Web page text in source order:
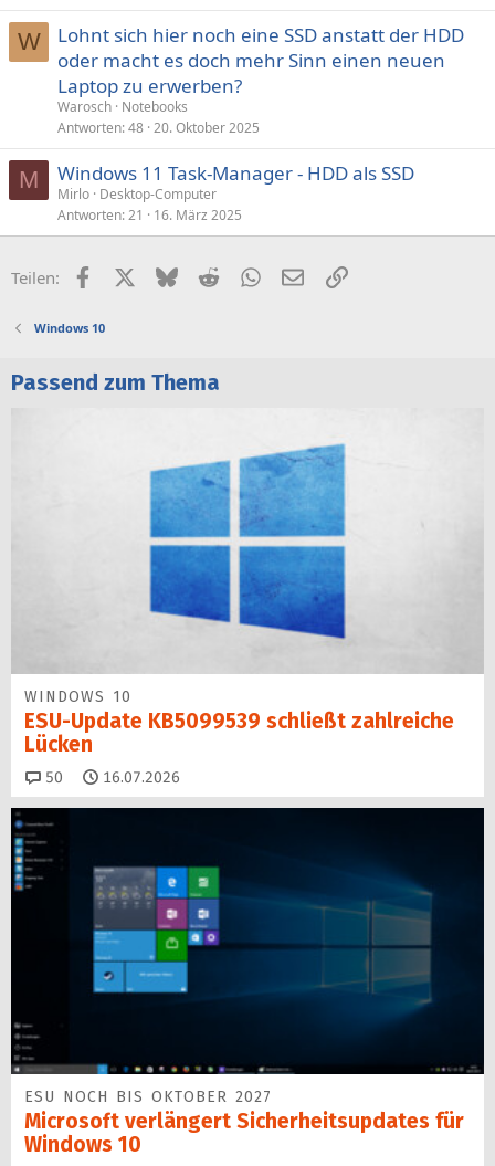
W
Lohnt sich hier noch eine SSD anstatt der HDD
oder macht es doch mehr Sinn einen neuen
Laptop zu erwerben?
Warosch Notebooks
Antworten 48 20. Oktober 2025
M Windows 11 Task-Manager - HDD als SSD
Mirlo Desktop-Computer
Antworten 21 16. März 2025
Teilen: FacebookX (Twitter)
BlueskyRedditWhatsApp
E-MailLink
Windows 10
Passend zum Thema
WINDOWS 10
ESU-Update KB5099539 schließt zahlreiche
Lücken
50 Kommentare
16.07.2026
ESU NOCH BIS OKTOBER 2027
Microsoft verlängert Sicherheitsupdates für
Windows 10